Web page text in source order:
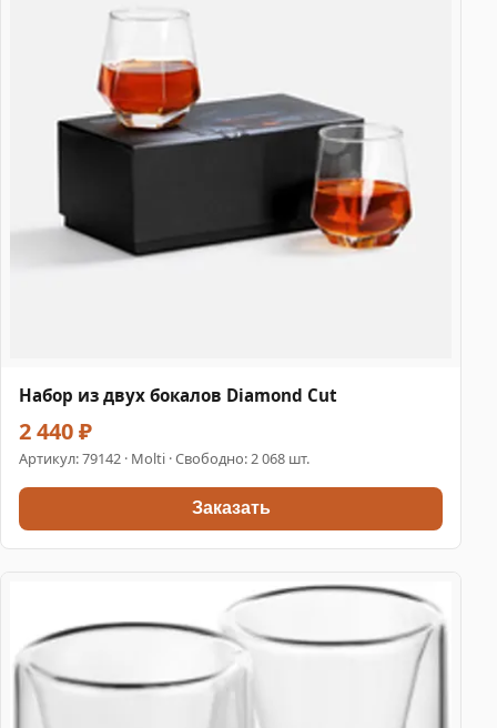
Набор из двух бокалов Diamond Cut
2 440 ₽
Артикул:79142 · Molti · Свободно: 2 068 шт.
Заказать